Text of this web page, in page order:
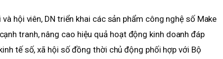
hội viên, DN triển khai các sản phẩm công nghệ số Make
tranh, nâng cao hiệu quả hoạt động kinh doanh đáp
tế số, xã hội số đồng thời chủ động phối hợp với Bộ